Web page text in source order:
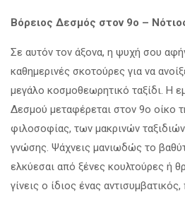
Βόρειος Δεσμός στον 9ο –
Σε αυτόν τον άξονα, η ψυχή σου
καθημερινές σκοτούρες για να
μεγάλο κοσμοθεωρητικό ταξίδι. Η
Δεσμού μεταφέρεται στον 9ο οίκο
φιλοσοφίας, των μακρινών
γνώσης. Ψάχνεις μανιωδώς το
ελκύεσαι από ξένες κουλτούρες ή
γίνεις ο ίδιος ένας